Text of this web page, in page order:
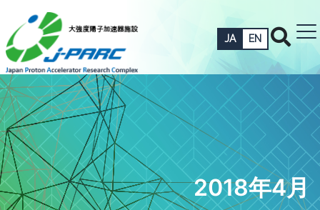
JA EN
2018年4月